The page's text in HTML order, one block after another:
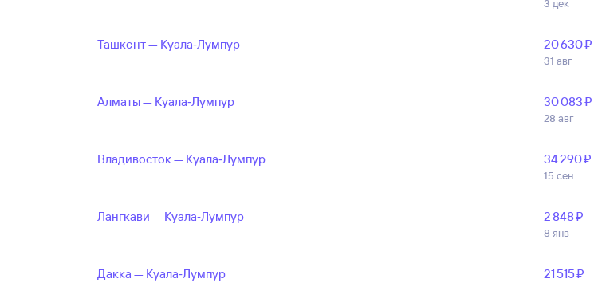
3 дек
Ташкент — Куала‑Лумпур 20 ⁠630 ⁠₽
31 авг
Алматы — Куала‑Лумпур 30 ⁠083 ⁠₽
28 авг
Владивосток — Куала‑Лумпур 34 ⁠290 ⁠₽
15 сен
Лангкави — Куала‑Лумпур 2 ⁠848 ⁠₽
8 янв
Дакка — Куала‑Лумпур 21 ⁠515 ⁠₽